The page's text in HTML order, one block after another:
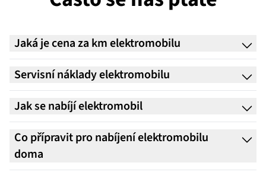
nabití elektromobilu se liší v závislosti na
tom, kde svoje elektroauto plánu
Jaká je cena za km elektromobilu
Servisní náklady elektromobilu
Jak se nabíjí elektromobil
Co přípravit pro nabíjení elektromobilu
doma